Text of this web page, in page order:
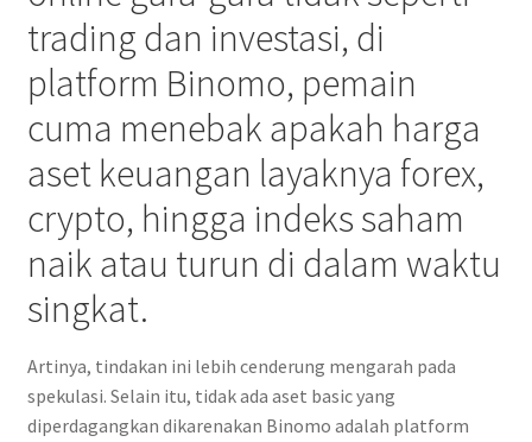
trading dan investasi, di
platform Binomo, pemain
cuma menebak apakah harga
aset keuangan layaknya forex,
crypto, hingga indeks saham
naik atau turun di dalam waktu
singkat.
Artinya, tindakan ini lebih cenderung mengarah pada
spekulasi. Selain itu, tidak ada aset basic yang
diperdagangkan dikarenakan Binomo adalah platform